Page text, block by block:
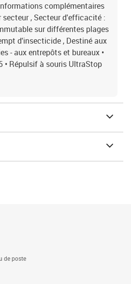
complémentaires
secteur , Secteur d'efficacité :
sur différentes plages
d'insecticide , Destiné aux
- aux entrepôts et bureaux •
• Répulsif à souris UltraStop
de poste